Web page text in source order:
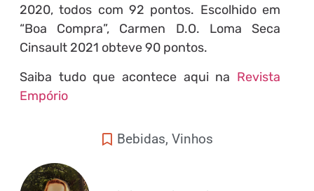
2020, todos com 92 pontos. Escolhido em
“Boa Compra”, Carmen D.O. Loma Seca
Cinsault 2021 obteve 90 pontos.
Saiba tudo que acontece aqui na Revista
Empório
Bebidas, Vinhos